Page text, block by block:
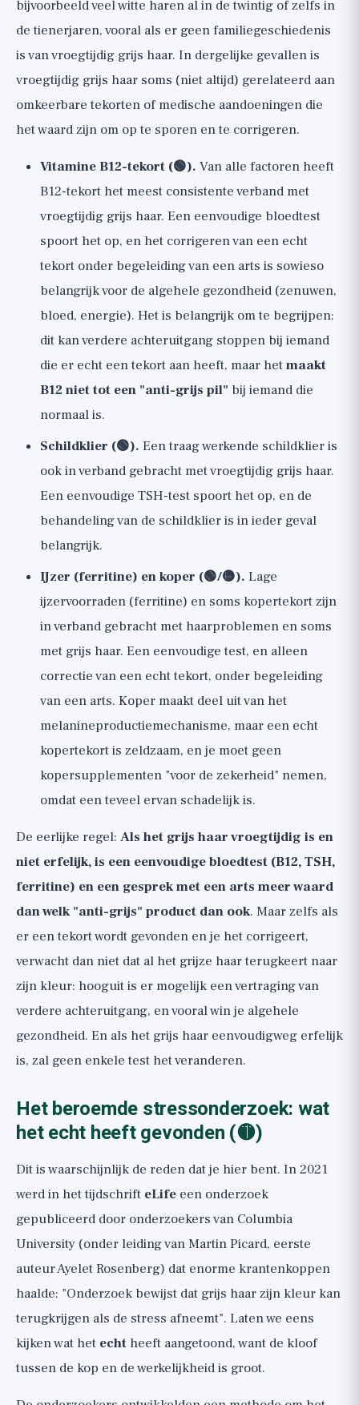
bijvoorbeeld veel witte haren al in de twintig of zelfs in
de tienerjaren, vooral als er geen familiegeschiedenis
is van vroegtijdig grijs haar. In dergelijke gevallen is
vroegtijdig grijs haar soms (niet altijd) gerelateerd aan
omkeerbare tekorten of medische aandoeningen die
het waard zijn om op te sporen en te corrigeren.
Vitamine B12-tekort (🟢). Van alle factoren heeft
B12-tekort het meest consistente verband met
vroegtijdig grijs haar. Een eenvoudige bloedtest
spoort het op, en het corrigeren van een echt
tekort onder begeleiding van een arts is sowieso
belangrijk voor de algehele gezondheid (zenuwen,
bloed, energie). Het is belangrijk om te begrijpen:
dit kan verdere achteruitgang stoppen bij iemand
die er echt een tekort aan heeft, maar hetmaakt
B12 niet tot een "anti-grijs pil" bij iemand die
normaal is.
Schildklier (🟢). Een traag werkende schildklier is
ook in verband gebracht met vroegtijdig grijs haar.
Een eenvoudige TSH-test spoort het op, en de
behandeling van de schildklier is in ieder geval
belangrijk.
IJzer (ferritine) en koper (🟢/🟡). Lage
ijzervoorraden (ferritine) en soms kopertekort zijn
in verband gebracht met haarproblemen en soms
met grijs haar. Een eenvoudige test, en alleen
correctie van een echt tekort, onder begeleiding
van een arts. Koper maakt deel uit van het
melanineproductiemechanisme, maar een echt
kopertekort is zeldzaam, en je moet geen
kopersupplementen "voor de zekerheid" nemen,
omdat een teveel ervan schadelijk is.
De eerlijke regel: Als het grijs haar vroegtijdig is en
niet erfelijk, is een eenvoudige bloedtest (B12, TSH,
ferritine) en een gesprek met een arts meer waard
dan welk "anti-grijs" product dan ook. Maar zelfs als
er een tekort wordt gevonden en je het corrigeert,
verwacht dan niet dat al het grijze haar terugkeert naar
zijn kleur: hooguit is er mogelijk een vertraging van
verdere achteruitgang, en vooral win je algehele
gezondheid. En als het grijs haar eenvoudigweg erfelijk
is, zal geen enkele test het veranderen.
Het beroemde stressonderzoek: wat
het echt heeft gevonden (🟡)
Dit is waarschijnlijk de reden dat je hier bent. In 2021
werd in het tijdschrift eLife een onderzoek
gepubliceerd door onderzoekers van Columbia
University (onder leiding van Martin Picard, eerste
auteur Ayelet Rosenberg) dat enorme krantenkoppen
haalde: "Onderzoek bewijst dat grijs haar zijn kleur kan
terugkrijgen als de stress afneemt". Laten we eens
kijken wat het echt heeft aangetoond, want de kloof
tussen de kop en de werkelijkheid is groot.